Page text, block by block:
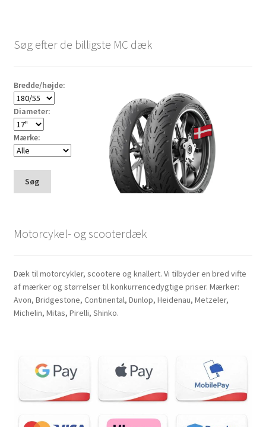
Søg efter de billigste MC dæk
Bredde/højde:
Diameter:
Mærke:
Søg
Motorcykel- og scooterdæk
Dæk til motorcykler, scootere og knallert. Vi tilbyder en bred vifte
af mærker og størrelser til konkurrencedygtige priser. Mærker:
Avon, Bridgestone, Continental, Dunlop, Heidenau, Metzeler,
Michelin, Mitas, Pirelli, Shinko.